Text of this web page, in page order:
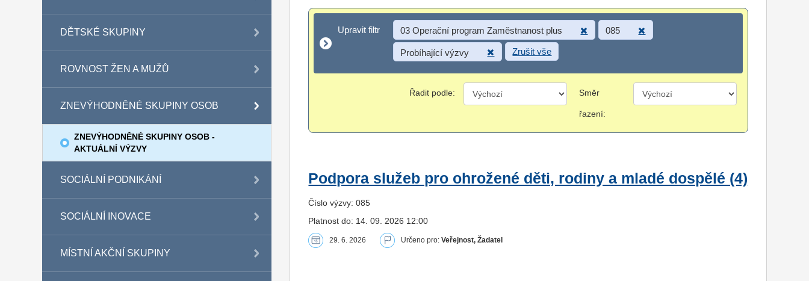
DĚTSKÉ SKUPINY
ROVNOST ŽEN A MUŽŮ
ZNEVÝHODNĚNÉ SKUPINY OSOB
ZNEVÝHODNĚNÉ SKUPINY OSOB -
AKTUÁLNÍ VÝZVY
SOCIÁLNÍ PODNIKÁNÍ
SOCIÁLNÍ INOVACE
MÍSTNÍ AKČNÍ SKUPINY
Upravit filtr
Upravit filtr 03 Operační program Zaměstnanost plus 085
Probíhající výzvy Zrušit vše
Řadit podle: Směr
řazení:
Podpora služeb pro ohrožené děti, rodiny a mladé dospělé (4)
Číslo výzvy: 085
Platnost do: 14. 09. 2026 12:00
29. 6. 2026 Určeno pro:Veřejnost, Žadatel